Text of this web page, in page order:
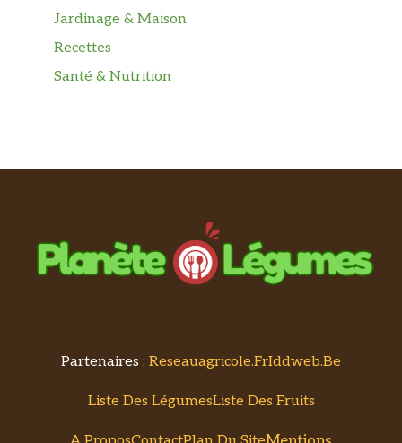
Jardinage & Maison
Recettes
Santé & Nutrition
Partenaires : Reseauagricole.frIddweb.be
Liste Des LégumesListe Des Fruits